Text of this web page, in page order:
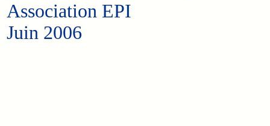
Association EPI
Juin 2006